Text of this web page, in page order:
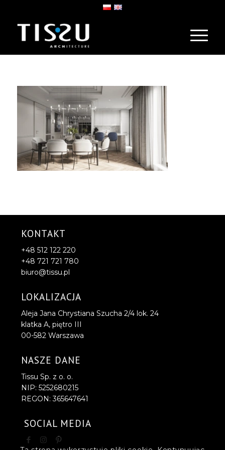
KONTAKT
+48 512 122 220
+48 721 721 780
biuro@tissu.pl
LOKALIZACJA
Aleja Jana Chrystiana Szucha 2/4 lok. 24
klatka A, piętro III
00-582 Warszawa
NASZE DANE
Tissu Sp. z o. o.
NIP: 5252680215
REGON: 365647641
SOCIAL MEDIA